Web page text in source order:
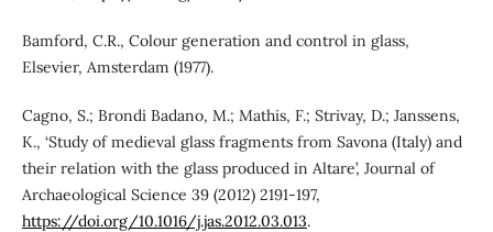
Bamford, C.R., Colour generation and control in glass,
Elsevier, Amsterdam (1977).
Cagno, S.; Brondi Badano, M.; Mathis, F.; Strivay, D.; Janssens,
K., ‘Study of medieval glass fragments from Savona (Italy) and
their relation with the glass produced in Altare’, Journal of
Archaeological Science 39 (2012) 2191-197,
https://doi.org/10.1016/j.jas.2012.03.013.